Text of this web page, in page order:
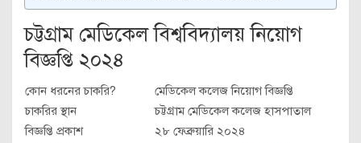
চট্টগ্রাম মেডিকেল বিশ্ববিদ্যালয় নিয়োগ
বিজ্ঞপ্তি ২০২৪
কোন ধরনের চাকরি?
মেডিকেল কলেজ নিয়োগ বিজ্ঞপ্তি
চাকরির স্থান
চট্টগ্রাম মেডিকেল কলেজ হাসপাতাল
বিজ্ঞপ্তি প্রকাশ
২৮ ফেব্রুয়ারি ২০২৪